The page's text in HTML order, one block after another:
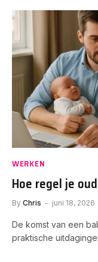
WERKEN
Hoe regel je
By Chris juni 18, 2026
De komst van een
praktische